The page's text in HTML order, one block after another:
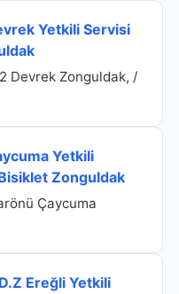
Yetkili Servisi
Devrek Zonguldak, /
Yetkili
Zonguldak
Çaycuma
Ereğli Yetkili